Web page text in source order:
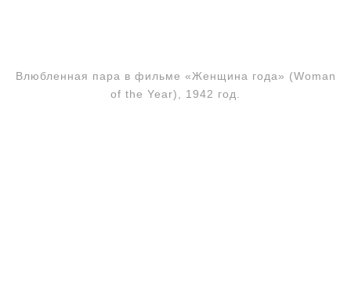
Влюбленная пара в фильме «Женщина года» (Woman
of the Year), 1942 год.